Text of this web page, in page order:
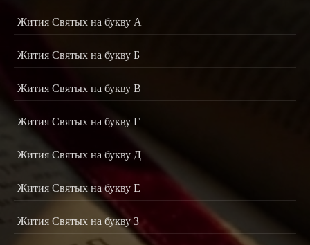
Жития Святых на букву А
Жития Святых на букву Б
Жития Святых на букву В
Жития Святых на букву Г
Жития Святых на букву Д
Жития Святых на букву Е
Жития Святых на букву З